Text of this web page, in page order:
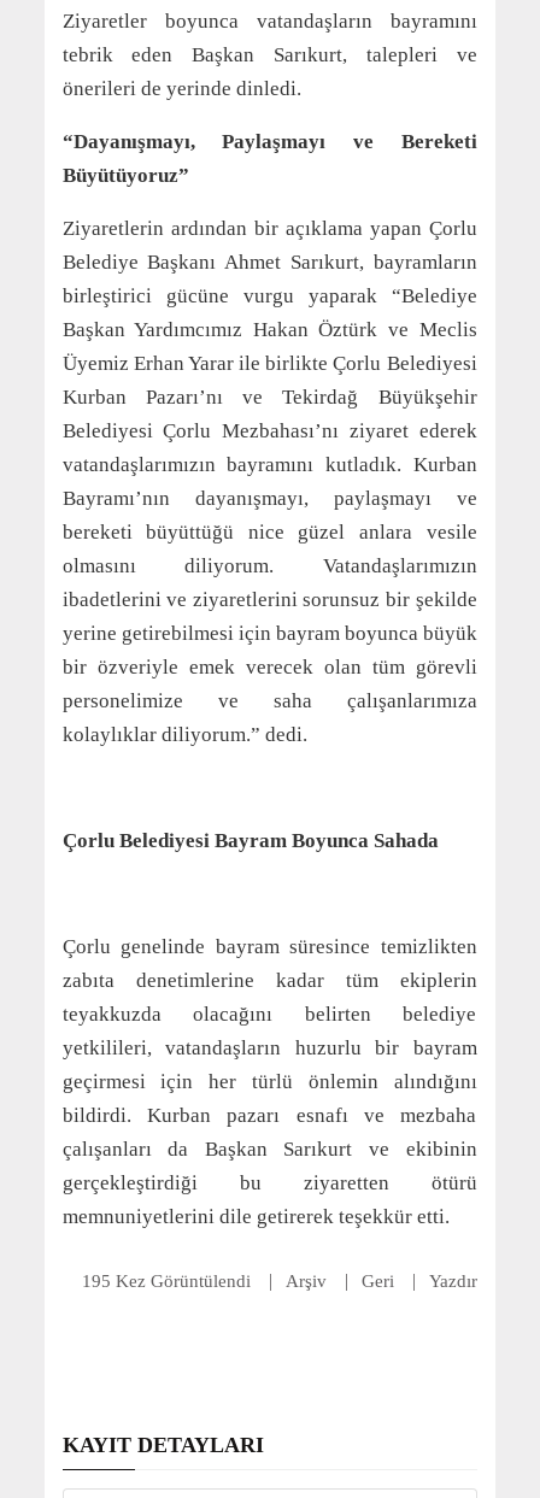
Ziyaretler boyunca vatandaşların bayramını
tebrik eden Başkan Sarıkurt, talepleri ve
önerileri de yerinde dinledi.
“Dayanışmayı, Paylaşmayı ve Bereketi
Büyütüyoruz”
Ziyaretlerin ardından bir açıklama yapan Çorlu
Belediye Başkanı Ahmet Sarıkurt, bayramların
birleştirici gücüne vurgu yaparak “Belediye
Başkan Yardımcımız Hakan Öztürk ve Meclis
Üyemiz Erhan Yarar ile birlikte Çorlu Belediyesi
Kurban Pazarı’nı ve Tekirdağ Büyükşehir
Belediyesi Çorlu Mezbahası’nı ziyaret ederek
vatandaşlarımızın bayramını kutladık. Kurban
Bayramı’nın dayanışmayı, paylaşmayı ve
bereketi büyüttüğü nice güzel anlara vesile
olmasını diliyorum. Vatandaşlarımızın
ibadetlerini ve ziyaretlerini sorunsuz bir şekilde
yerine getirebilmesi için bayram boyunca büyük
bir özveriyle emek verecek olan tüm görevli
personelimize ve saha çalışanlarımıza
kolaylıklar diliyorum.” dedi.
Çorlu Belediyesi Bayram Boyunca Sahada
Çorlu genelinde bayram süresince temizlikten
zabıta denetimlerine kadar tüm ekiplerin
teyakkuzda olacağını belirten belediye
yetkilileri, vatandaşların huzurlu bir bayram
geçirmesi için her türlü önlemin alındığını
bildirdi. Kurban pazarı esnafı ve mezbaha
çalışanları da Başkan Sarıkurt ve ekibinin
gerçekleştirdiği bu ziyaretten ötürü
memnuniyetlerini dile getirerek teşekkür etti.
195 Kez Görüntülendi Arşiv Geri Yazdır
KAYIT DETAYLARI